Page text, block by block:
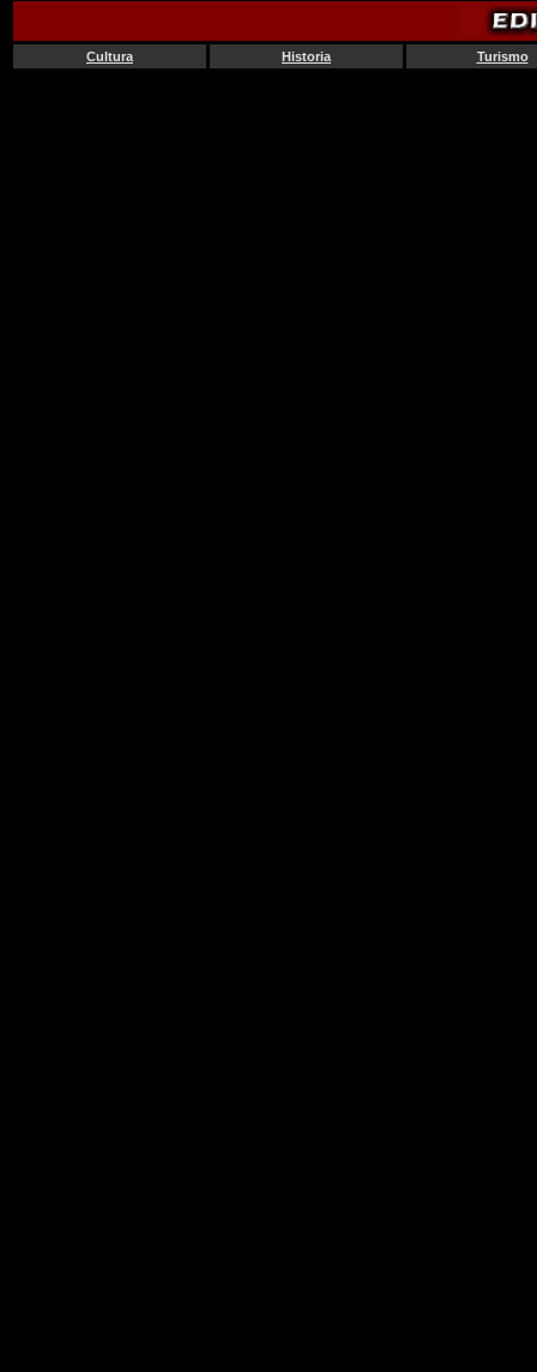
Cultura Historia Turismo